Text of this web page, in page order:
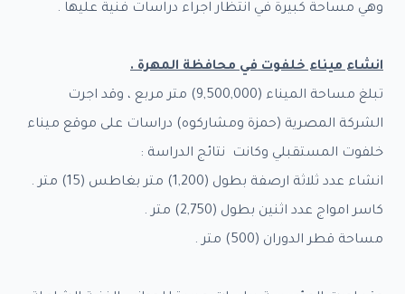
وهي مساحة كبيرة في انتظار اجراء دراسات فنية عليها .
انشاء ميناء خلفوت في محافظة المهرة .
تبلغ مساحة الميناء (9,500,000) متر مربع ، وقد اجرت
الشركة المصرية (حمزة ومشاركوه) دراسات على موقع ميناء
خلفوت المستقبلي وكانت نتائج الدراسة :
انشاء عدد ثلاثة ارصفة بطول (1,200) متر بغاطس (15) متر .
كاسر امواج عدد اثنين بطول (2,750) متر .
مساحة قطر الدوران (500) متر .